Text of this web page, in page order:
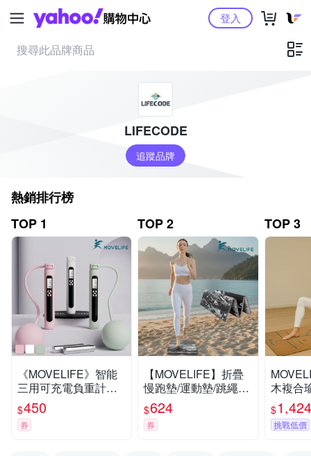
Yahoo購物中心登入
LIFECODE
追蹤品牌
熱銷排行榜
TOP 1
《MOVELIFE》智能
三用可充電負重計數
跳繩/無繩跳繩含大球-
3色可選
$450
券
TOP 2
【MOVELIFE】折疊
慢跑墊/運動墊/跳繩墊
(60x42cmx12mm)-黑
色迷彩
$624
券
TOP 3
木複合
+橡膠)
$1,424
挑戰低價